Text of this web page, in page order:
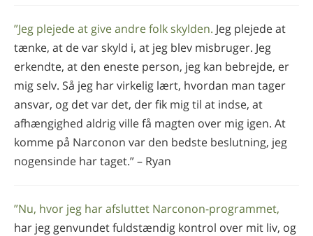
”Jeg plejede at give andre folk skylden. Jeg plejede at
tænke, at de var skyld i, at jeg blev misbruger. Jeg
erkendte, at den eneste person, jeg kan bebrejde, er
mig selv. Så jeg har virkelig lært, hvordan man tager
ansvar, og det var det, der fik mig til at indse, at
afhængighed aldrig ville få magten over mig igen. At
komme på Narconon var den bedste beslutning, jeg
nogensinde har taget.” – Ryan
”Nu, hvor jeg har afsluttet Narconon-programmet,
har jeg genvundet fuldstændig kontrol over mit liv, og